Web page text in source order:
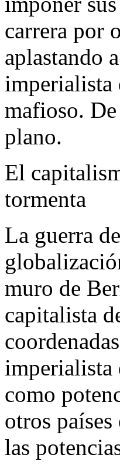
carrera por
aplastando
imperialista
mafioso.
plano.
El
tormenta
La guerra
muro de
capitalista
imperialista
como
otros
las